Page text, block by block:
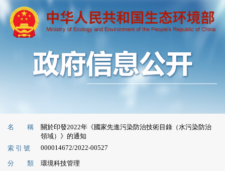
名 稱
關於印發2022年《國家先進污染防治技術目錄（水污染防治
領域）》的通知
索 引 號
000014672/2022-00527
分 類 環境科技管理